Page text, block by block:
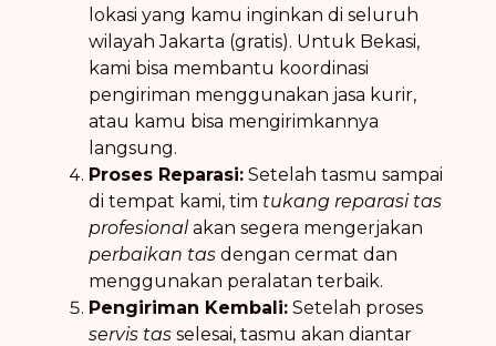
lokasi yang kamu inginkan di seluruh
wilayah Jakarta (gratis). Untuk Bekasi,
kami bisa membantu koordinasi
pengiriman menggunakan jasa kurir,
atau kamu bisa mengirimkannya
langsung.
Proses Reparasi: Setelah tasmu sampai
di tempat kami, tim tukang reparasi tas
profesionalakan segera mengerjakan
perbaikan tas dengan cermat dan
menggunakan peralatan terbaik.
Pengiriman Kembali: Setelah proses
servis tas selesai, tasmu akan diantar